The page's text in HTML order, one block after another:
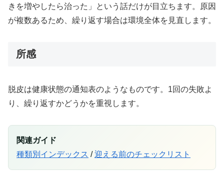
きを増やしたら治った」という話だけが目立ちます。原因
が複数あるため、繰り返す場合は環境全体を見直します。
所感
脱皮は健康状態の通知表のようなものです。1回の失敗よ
り、繰り返すかどうかを重視します。
関連ガイド
種類別インデックス /迎える前のチェックリスト